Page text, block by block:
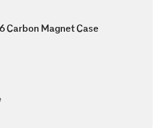
Carbon Magnet Case